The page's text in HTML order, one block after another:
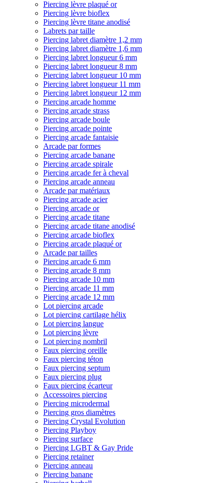
Piercing lèvre plaqué or
Piercing lèvre bioflex
Piercing lèvre titane anodisé
Labrets par taille
Piercing labret diamètre 1,2 mm
Piercing labret diamètre 1,6 mm
Piercing labret longueur 6 mm
Piercing labret longueur 8 mm
Piercing labret longueur 10 mm
Piercing labret longueur 11 mm
Piercing labret longueur 12 mm
Piercing arcade homme
Piercing arcade strass
Piercing arcade boule
Piercing arcade pointe
Piercing arcade fantaisie
Arcade par formes
Piercing arcade banane
Piercing arcade spirale
Piercing arcade fer à cheval
Piercing arcade anneau
Arcade par matériaux
Piercing arcade acier
Piercing arcade or
Piercing arcade titane
Piercing arcade titane anodisé
Piercing arcade bioflex
Piercing arcade plaqué or
Arcade par tailles
Piercing arcade 6 mm
Piercing arcade 8 mm
Piercing arcade 10 mm
Piercing arcade 11 mm
Piercing arcade 12 mm
Lot piercing arcade
Lot piercing cartilage hélix
Lot piercing langue
Lot piercing lèvre
Lot piercing nombril
Faux piercing oreille
Faux piercing téton
Faux piercing septum
Faux piercing plug
Faux piercing écarteur
Accessoires piercing
Piercing microdermal
Piercing gros diamètres
Piercing Crystal Evolution
Piercing Playboy
Piercing surface
Piercing LGBT & Gay Pride
Piercing retainer
Piercing anneau
Piercing banane